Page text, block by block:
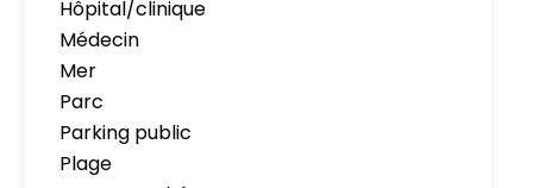
Hôpital/clinique
Médecin
Mer
Parc
Parking public
Plage